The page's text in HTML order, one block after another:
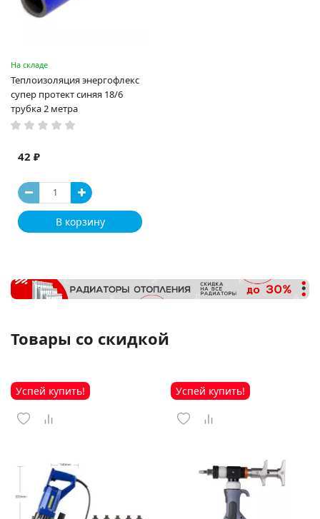
На складе
Теплоизоляция энергофлекс
супер протект синяя 18/6
трубка 2 метра
42 ₽
В корзину
Товары со скидкой
Успей купить! Успей купить!